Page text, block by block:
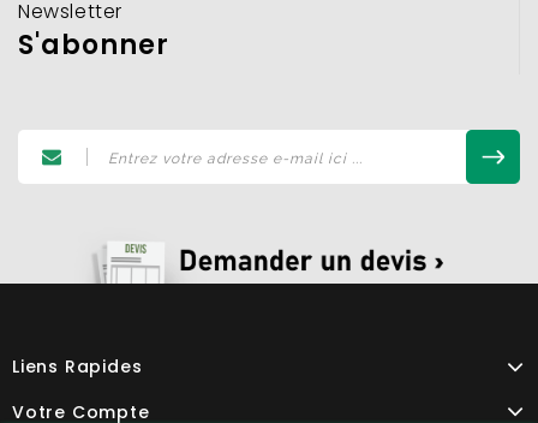
Newsletter
S'abonner
Liens Rapides
Votre Compte